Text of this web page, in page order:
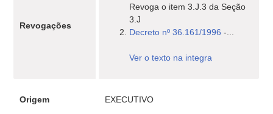
Revogações
Revoga o item 3.J.3 da Seção
3.J
Decreto nº 36.161/1996 -...
Ver o texto na integra
Origem EXECUTIVO